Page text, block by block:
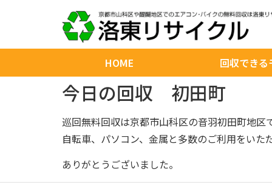
HOME 回収できる
今日の回収 初田町
巡回無料回収は京都市山科区の音羽初田町地区
自転車、パソコン、金属と多数のご利用をいた
ありがとうございました。